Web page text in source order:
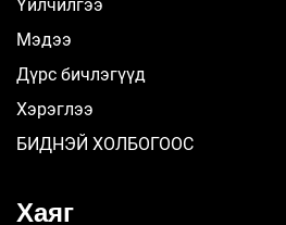
Үйлчилгээ
Мэдээ
Дүрс бичлэгүүд
Хэрэглээ
БИДНЭЙ ХОЛБОГООС
Хаяг